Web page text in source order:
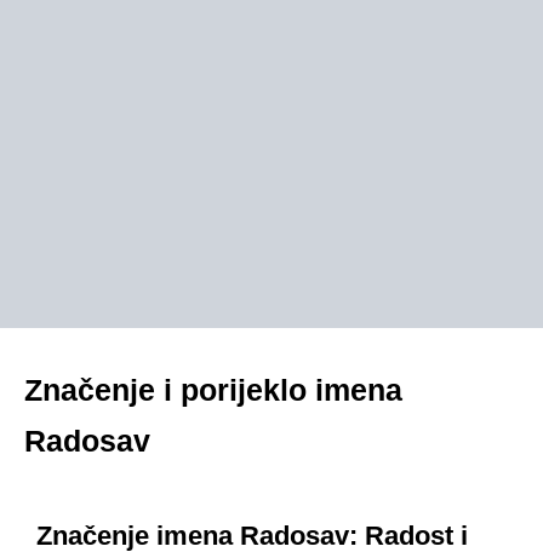
Značenje i porijeklo imena
Radosav
Značenje imena Radosav: Radost i